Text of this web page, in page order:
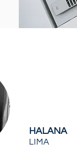
HALANA
LIMA